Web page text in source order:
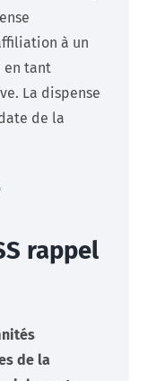
à un
en tant
La dispense
de la
rappel
de la